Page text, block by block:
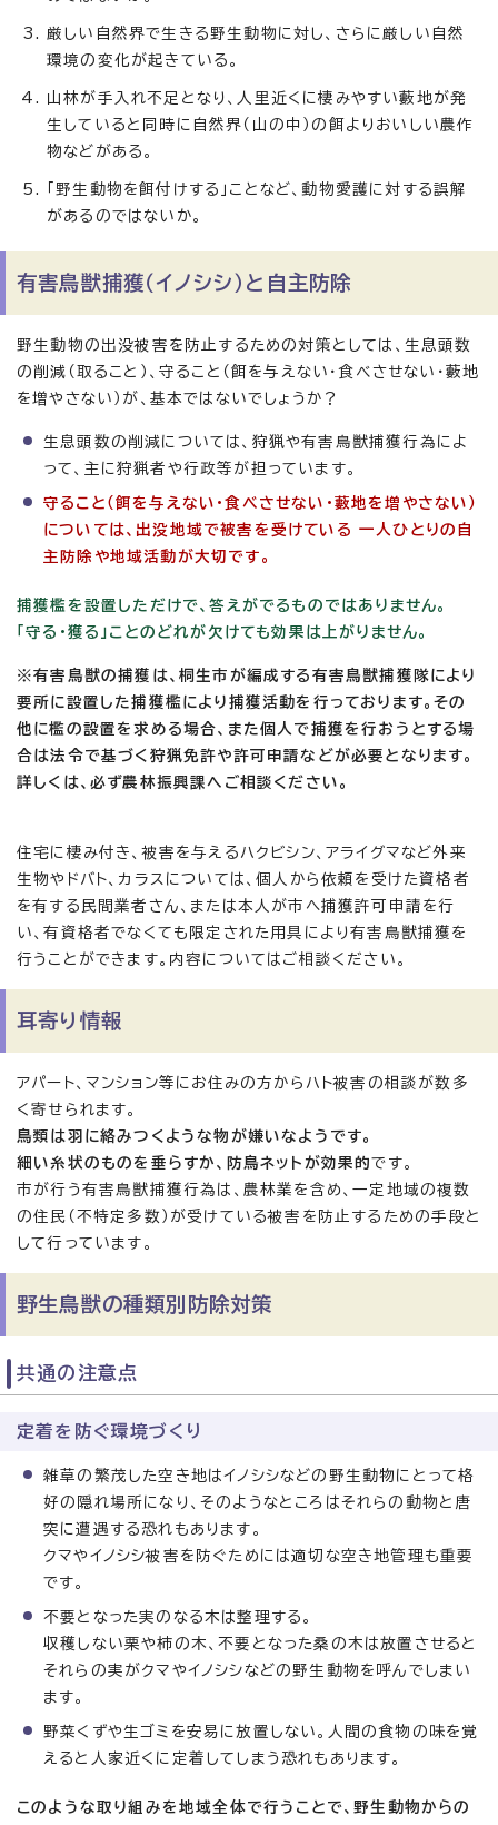
厳しい自然界で生きる野生動物に対し、さらに厳しい自然
環境の変化が起きている。
山林が手入れ不足となり、人里近くに棲みやすい藪地が発
生していると同時に自然界（山の中）の餌よりおいしい農作
物などがある。
「野生動物を餌付けする」ことなど、動物愛護に対する誤解
があるのではないか。
有害鳥獣捕獲（イノシシ）と自主防除
野生動物の出没被害を防止するための対策としては、生息頭数
の削減（取ること）、守ること（餌を与えない・食べさせない・藪地
を増やさない）が、基本ではないでしょうか？
生息頭数の削減については、狩猟や有害鳥獣捕獲行為によ
って、主に狩猟者や行政等が担っています。
守ること（餌を与えない・食べさせない・藪地を増やさない）
については、出没地域で被害を受けている 一人ひとりの自
主防除や地域活動が大切です。
捕獲檻を設置しただけで、答えがでるものではありません。
「守る・獲る」ことのどれが欠けても効果は上がりません。
※有害鳥獣の捕獲は、桐生市が編成する有害鳥獣捕獲隊により
要所に設置した捕獲檻により捕獲活動を行っております。その
他に檻の設置を求める場合、また個人で捕獲を行おうとする場
合は法令で基づく狩猟免許や許可申請などが必要となります。
詳しくは、必ず農林振興課へご相談ください。
住宅に棲み付き、被害を与えるハクビシン、アライグマなど外来
生物やドバト、カラスについては、個人から依頼を受けた資格者
を有する民間業者さん、または本人が市へ捕獲許可申請を行
い、有資格者でなくても限定された用具により有害鳥獣捕獲を
行うことができます。内容についてはご相談ください。
耳寄り情報
アパート、マンション等にお住みの方からハト被害の相談が数多
く寄せられます。
鳥類は羽に絡みつくような物が嫌いなようです。
細い糸状のものを垂らすか、防鳥ネットが効果的です。
市が行う有害鳥獣捕獲行為は、農林業を含め、一定地域の複数
の住民（不特定多数）が受けている被害を防止するための手段と
して行っています。
野生鳥獣の種類別防除対策
共通の注意点
定着を防ぐ環境づくり
雑草の繁茂した空き地はイノシシなどの野生動物にとって格
好の隠れ場所になり、そのようなところはそれらの動物と唐
突に遭遇する恐れもあります。
クマやイノシシ被害を防ぐためには適切な空き地管理も重要
です。
不要となった実のなる木は整理する。
収穫しない栗や柿の木、不要となった桑の木は放置させると
それらの実がクマやイノシシなどの野生動物を呼んでしまい
ます。
野菜くずや生ゴミを安易に放置しない。人間の食物の味を覚
えると人家近くに定着してしまう恐れもあります。
このような取り組みを地域全体で行うことで、野生動物からの